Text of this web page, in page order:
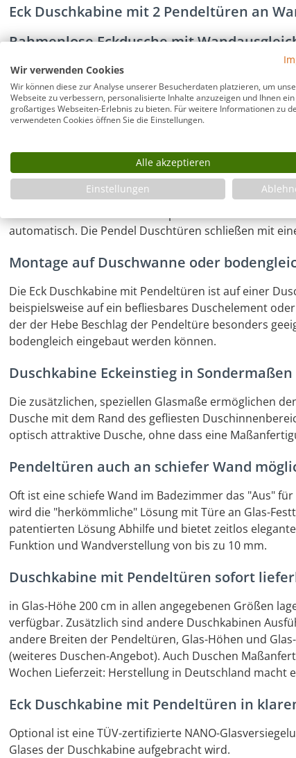
Eck Duschkabine mit 2 Pendeltüren an
Rahmenlose Eckdusche mit
Eckdusche mit zwei nach innen und außen
Wandausgleich auch von schiefen Wänden ist
nahezu einzigartig ist. Die Maße der Duschen-Seiten
ungleichschenklige Eckduschen. Auch im Industrial
Pendel Duschtüren nach innen und
Die Pendel Duschtüren können nach innen und
einen großzügigen Einstieg in die Eckdusche. Dazu
werden und bleibt in ihrer Endposition stehen. Bis
automatisch. Die Pendel Duschtüren schließen mit
Montage auf Duschwanne oder
Die Eck Duschkabine mit Pendeltüren ist auf einer
beispielsweise auf ein befliesbares Duschelement
der der Hebe Beschlag der Pendeltüre besonders
bodengleich eingebaut werden können.
Duschkabine Eckeinstieg in Sondermaßen
Die zusätzlichen, speziellen Glasmaße ermöglichen
Dusche mit dem Rand des gefliesten
optisch attraktive Dusche, ohne dass eine
Pendeltüren auch an schiefer Wand
Oft ist eine schiefe Wand im Badezimmer das "Aus"
wird die "herkömmliche" Lösung mit Türe an Glas-
patentierten Lösung Abhilfe und bietet zeitlos
Funktion und Wandverstellung von bis zu 10 mm.
Duschkabine mit Pendeltüren sofort
in Glas-Höhe 200 cm in allen angegebenen Größen
verfügbar. Zusätzlich sind andere Duschkabinen
andere Breiten der Pendeltüren, Glas-Höhen und
(weiteres Duschen-Angebot). Auch Duschen
Wochen Lieferzeit: Herstellung in Deutschland macht
Eck Duschkabine mit Pendeltüren in
Optional ist eine TÜV-zertifizierte NANO-
Glases der Duschkabine aufgebracht wird.
Wir verwenden Cookies
Wir können diese zur Analyse unserer Besucherdaten platzieren, um
Webseite zu verbessern, personalisierte Inhalte anzuzeigen und Ihnen ein
großartiges Webseiten-Erlebnis zu bieten. Für weitere Informationen zu
verwendeten Cookies öffnen Sie die Einstellungen.
Alle akzeptieren
Einstellungen